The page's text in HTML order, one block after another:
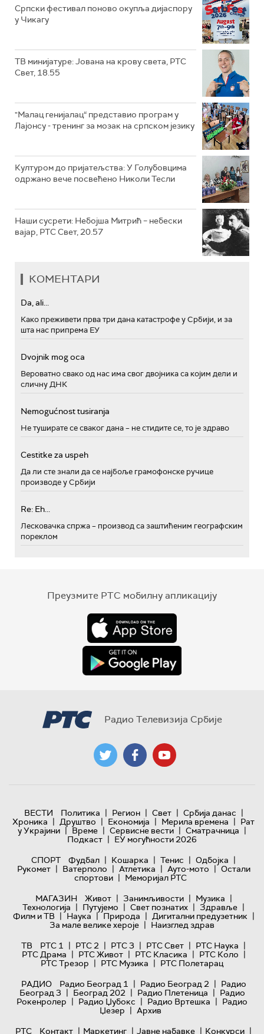
Српски фестивал поново окупља дијаспору
у Чикагу
ТВ минијатуре: Јована на крову света, РТС
Свет, 18.55
"Малац генијалац“ представио програм у
Лајонсу - тренинг за мозак на српском језику
Културом до пријатељства: У Голубовцима
одржано вече посвећено Николи Тесли
Наши сусрети: Небојша Митрић – небески
вајар, РТС Свет, 20.57
КОМЕНТАРИ
Da, ali...
Како преживети прва три дана катастрофе у Србији, и за
шта нас припрема ЕУ
Dvojnik mog oca
Вероватно свако од нас има свог двојника са којим дели и
сличну ДНК
Nemogućnost tusiranja
Не туширате се сваког дана – не стидите се, то је здраво
Cestitke za uspeh
Да ли сте знали да се најбоље грамофонске ручице
производе у Србији
Re: Eh...
Лесковачка спржа – производ са заштићеним географским
пореклом
Преузмите РТС мобилну апликацију
Радио Телевизија Србије
ВЕСТИ Политика | Регион | Свет | Србија данас |
Хроника | Друштво | Економија | Мерила времена | Рат
у Украјини | Време | Сервисне вести | Сматрачница |
Подкаст | ЕУ могућности 2026
СПОРТ
Фудбал | Кошарка | Тенис | Одбојка |
Рукомет | Ватерполо | Атлетика | Ауто-мото | Остали
спортови | Меморијал РТС
МАГАЗИН
Живот | Занимљивости | Музика |
Технологијa | Путујемо | Свет познатих | Здравље |
Филм и ТВ | Наука | Природа | Дигитални предузетник |
За мале велике хероје | Наизглед здрав
ТВ
РТС 1 | РТС 2 | РТС 3 | РТС Свет | РТС Наука |
РТС Драма | РТС Живот | РТС Класика | РТС Коло |
РТС Трезор | РТС Музика | РТС Полетарац
РАДИО
Радио Београд 1 | Радио Београд 2 | Радио
Београд 3 | Београд 202 | Радио Плетеница | Радио
Рокенролер | Радио Џубокс | Радио Вртешка | Радио
Џезер | Архив
РТС
Контакт | Маркетинг | Јавне набавке | Конкурси |